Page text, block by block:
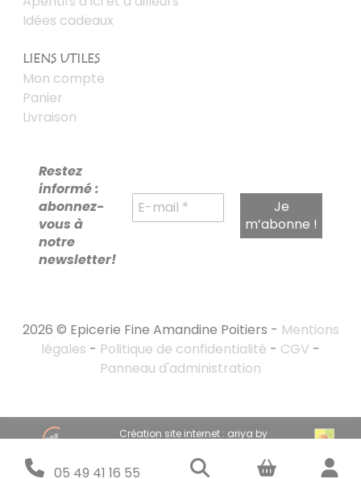
05 49 41 16 55
RECHERCHE
POUR :
Idées cadeaux
LIENS UTILES
Mon compte
Panier
Livraison
Restez
informé :
abonnez-
vous à
notre
newsletter!
2026 © Epicerie Fine Amandine Poitiers - Mentions
légales - Politique de confidentialité - CGV -
Panneau d'administration
Création site internet : ariya by
Stratégie marketing digital : emandarine